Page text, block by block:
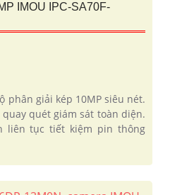
IMOU IPC-SA70F-
phân giải kép 10MP siêu nét.
quét giám sát toàn diện.
liên tục tiết kiệm pin thông